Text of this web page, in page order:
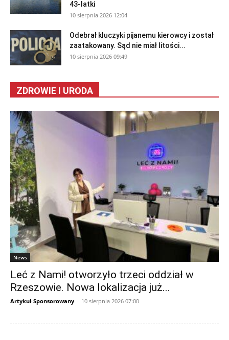
43-latki
10 sierpnia 2026 12:04
Odebrał kluczyki pijanemu kierowcy i został
zaatakowany. Sąd nie miał litości...
10 sierpnia 2026 09:49
ZDROWIE I URODA
News
Leć z Nami! otworzyło trzeci oddział w
Rzeszowie. Nowa lokalizacja już...
Artykuł Sponsorowany - 10 sierpnia 2026 07:00